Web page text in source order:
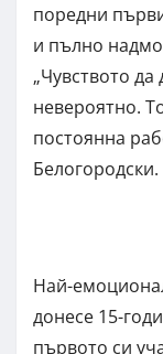
поредни
и пълно
„Чувството
невероятно.
постоянна
Белогородски.
Най-
донесе 15-
първото си